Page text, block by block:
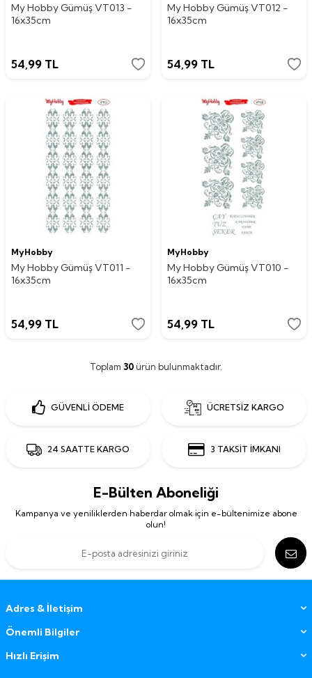
My Hobby Gümüş VT013 -
16x35cm
54,99 TL
My Hobby Gümüş VT012 -
16x35cm
54,99 TL
MyHobby
My Hobby Gümüş VT011 -
16x35cm
54,99 TL
MyHobby
My Hobby Gümüş VT010 -
16x35cm
54,99 TL
Toplam 30ürün bulunmaktadır.
GÜVENLİ ÖDEME ÜCRETSİZ KARGO
24 SAATTE KARGO 3 TAKSİT İMKANI
E-Bülten Aboneliği
Kampanya ve yeniliklerden haberdar olmak için e-bültenimize abone
olun!
Adres & İletişim
Önemli Bilgiler
Hızlı Erişim